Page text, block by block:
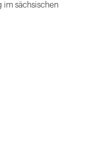
im sächsischen